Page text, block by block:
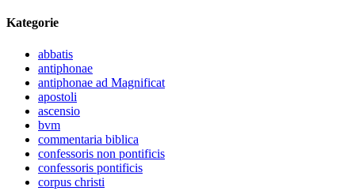
Kategorie
abbatis
antiphonae
antiphonae ad Magnificat
apostoli
ascensio
bvm
commentaria biblica
confessoris non pontificis
confessoris pontificis
corpus christi